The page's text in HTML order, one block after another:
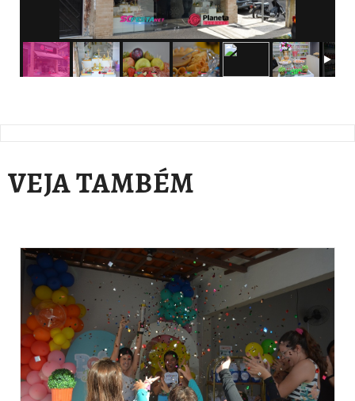
VEJA TAMBÉM